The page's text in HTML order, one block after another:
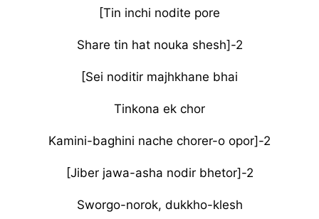
[Tin inchi nodite pore
Share tin hat nouka shesh]-2
[Sei noditir majhkhane bhai
Tinkona ek chor
Kamini-baghini nache chorer-o opor]-2
[Jiber jawa-asha nodir bhetor]-2
Sworgo-norok, dukkho-klesh